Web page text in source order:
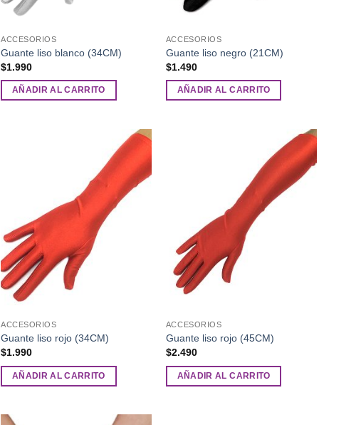
ACCESORIOS
Guante liso blanco (34CM)
$1.990
AÑADIR AL CARRITO
ACCESORIOS
Guante liso negro (21CM)
$1.490
AÑADIR AL CARRITO
Añadir
a la
lista de
deseos
ACCESORIOS
Guante liso rojo (34CM)
$1.990
AÑADIR AL CARRITO
Añadir
a la
lista de
deseos
ACCESORIOS
Guante liso rojo (45CM)
$2.490
AÑADIR AL CARRITO